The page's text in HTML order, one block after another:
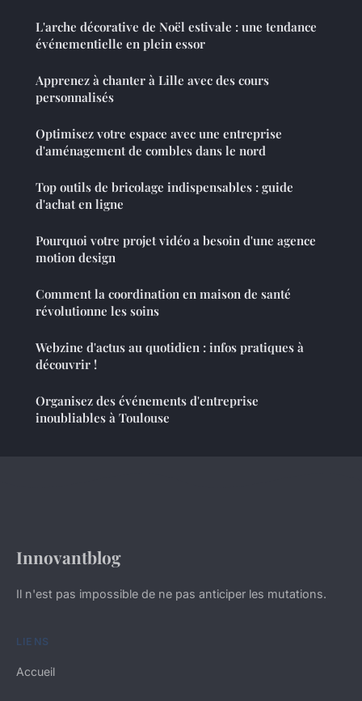
L'arche décorative de Noël estivale : une tendance
événementielle en plein essor
Apprenez à chanter à Lille avec des cours
personnalisés
Optimisez votre espace avec une entreprise
d'aménagement de combles dans le nord
Top outils de bricolage indispensables : guide
d'achat en ligne
Pourquoi votre projet vidéo a besoin d'une agence
motion design
Comment la coordination en maison de santé
révolutionne les soins
Webzine d'actus au quotidien : infos pratiques à
découvrir !
Organisez des événements d'entreprise
inoubliables à Toulouse
Innovantblog
Il n'est pas impossible de ne pas anticiper les mutations.
LIENS
Accueil